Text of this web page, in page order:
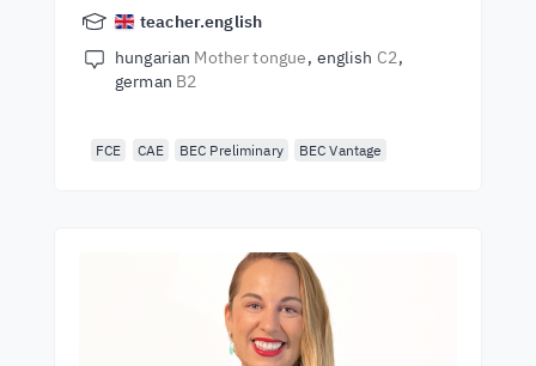
teacher.english
hungarian Mother tongue english C2
german B2
FCE CAE BEC Preliminary BEC Vantage